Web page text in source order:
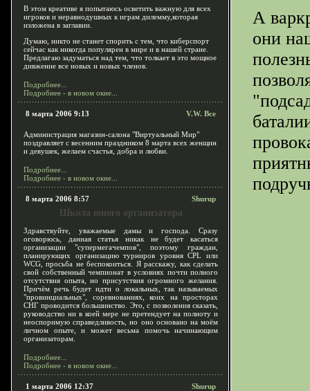
В этом креативе я попытаюсь осветить важную для всех
игроков и неравнодушных к играм дилемму,которая
изложена в заглавии.
Думаю, никто не станет спорить с тем, что киберспорт
сейчас как никогда популярен в мире и в нашей стране.
Предлагаю задуматься над тем, что толкает в это мощное
дивжение все новых и новых членов.
Подробнее...
Подробнее - в новом окне...
8 марта 2006 9:13 V.W. Все
Администрация магазин-салона "Виртуальный Мир"
поздравляет с весенним праздником 8 марта всех женщин
и девушек, желаем счастья, добра и любви.
Подробнее...
Подробнее - в новом окне...
8 марта 2006 8:57 Shurup
Школа юного организатора
Здравствуйте, уважаемые дамы и господа. Сразу
оговорюсь, данная статья никак не будет касаться
организации "супермегачемпов", поэтому граждан,
планирующих организацию турниров уровня CPL или
WCG, просьба не беспокоиться. Я расскажу, как сделать
свой собственный чемпионат в условиях почти полного
отсутствия опыта, но присутствия огромного желания.
Причём речь будет идти о локальных, так называемых
"провинциальных", соревнованиях, коих на просторах
СНГ проводится большинство. Это, с позволения сказать,
руководство ни в коей мере не претендует на полноту и
неоспоримую справедливость, но оно основано на моём
личном опыте, и может весьма помочь начинающим
организаторам.
Подробнее...
Подробнее - в новом окне...
1 марта 2006 12:37 Shurup
А
они